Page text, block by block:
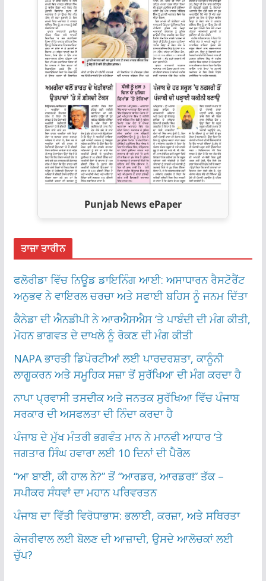
Punjab News ePaper
ਤਾਜ਼ਾ ਤਾਰੀਨ
ਫਲੋਰੀਡਾ ਵਿੱਚ ਨਿਊਡ ਡਾਇਨਿੰਗ ਆਈ: ਅਸਾਧਾਰਨ ਰੈਸਟੋਰੈਂਟ
ਅਨੁਭਵ ਨੇ ਵਾਇਰਲ ਚਰਚਾ ਅਤੇ ਸਫਾਈ ਬਹਿਸ ਨੂੰ ਜਨਮ ਦਿੱਤਾ
ਕੈਨੇਡਾ ਦੀ ਐਨਡੀਪੀ ਨੇ ਆਰਐਸਐਸ ‘ਤੇ ਪਾਬੰਦੀ ਦੀ ਮੰਗ ਕੀਤੀ,
ਮੋਹਨ ਭਾਗਵਤ ਦੇ ਦਾਖਲੇ ਨੂੰ ਰੋਕਣ ਦੀ ਮੰਗ ਕੀਤੀ
NAPA ਭਾਰਤੀ ਡਿਪੋਰਟੀਆਂ ਲਈ ਪਾਰਦਰਸ਼ਤਾ, ਕਾਨੂੰਨੀ
ਲਾਗੂਕਰਨ ਅਤੇ ਸਮੂਹਿਕ ਸਜ਼ਾ ਤੋਂ ਸੁਰੱਖਿਆ ਦੀ ਮੰਗ ਕਰਦਾ ਹੈ
ਨਾਪਾ ਪ੍ਰਵਾਸੀ ਤਸਦੀਕ ਅਤੇ ਜਨਤਕ ਸੁਰੱਖਿਆ ਵਿੱਚ ਪੰਜਾਬ
ਸਰਕਾਰ ਦੀ ਅਸਫਲਤਾ ਦੀ ਨਿੰਦਾ ਕਰਦਾ ਹੈ
ਪੰਜਾਬ ਦੇ ਮੁੱਖ ਮੰਤਰੀ ਭਗਵੰਤ ਮਾਨ ਨੇ ਮਾਨਵੀ ਆਧਾਰ ‘ਤੇ
ਜਗਤਾਰ ਸਿੰਘ ਹਵਾਰਾ ਲਈ 10 ਦਿਨਾਂ ਦੀ ਪੈਰੋਲ
“ਆ ਬਾਈ, ਕੀ ਹਾਲ ਨੇ?” ਤੋਂ “ਆਰਡਰ, ਆਰਡਰ!” ਤੱਕ –
ਸਪੀਕਰ ਸੰਧਵਾਂ ਦਾ ਮਹਾਨ ਪਰਿਵਰਤਨ
ਪੰਜਾਬ ਦਾ ਵਿੱਤੀ ਵਿਰੋਧਾਭਾਸ: ਭਲਾਈ, ਕਰਜ਼ਾ, ਅਤੇ ਸਥਿਰਤਾ
ਕੇਜਰੀਵਾਲ ਲਈ ਬੋਲਣ ਦੀ ਆਜ਼ਾਦੀ, ਉਸਦੇ ਆਲੋਚਕਾਂ ਲਈ
ਚੁੱਪ?